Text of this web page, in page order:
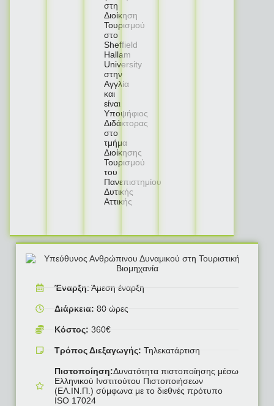
στη
Διοίκηση
Τουρισμού
στο
Sheffield
Hallam
University
στην
Αγγλία
και
είναι
Υποψήφιος
Διδάκτορας
στο
τμήμα
Διοίκησης
Τουρισμού
του
Πανεπιστημίου
Δυτικής
Αττικής
Έναρξη: Άμεση έναρξη
Διάρκεια: 80 ώρες
Κόστος: 360€
Τρόπος Διεξαγωγής: Τηλεκατάρτιση
Πιστοποίηση:Δυνατότητα πιστοποίησης μέσω
Ελληνικού Ινστιτούτου Πιστοποιήσεων
(ΕΛ.ΙΝ.Π.) σύμφωνα με το διεθνές πρότυπο
ISO 17024